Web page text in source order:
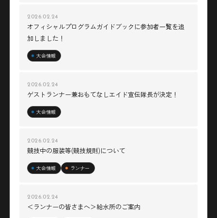
2026.02.24
オフィシャルプログラムガイドブックに参加者一覧を追
加しました！
大会情報
2026.02.24
ゲストランナー兼おもてなしエイド宣伝隊長が決定！
大会情報
2026.02.24
競技中の服装等(競技規則)について
大会情報 ランナー
2026.02.24
＜ランナーの皆さまへ＞給水所のご案内